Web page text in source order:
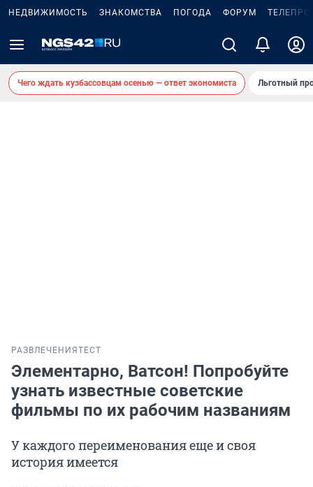
НЕДВИЖИМОСТЬ ЗНАКОМСТВА ПОГОДА ФОРУМ
Чего ждать кузбассовцам осенью — ответ экономиста Льготный
РАЗВЛЕЧЕНИЯ ТЕСТ
Элементарно, Ватсон! Попробуйте
узнать известные советские
фильмы по их рабочим названиям
У каждого переименования еще и своя
история имеется